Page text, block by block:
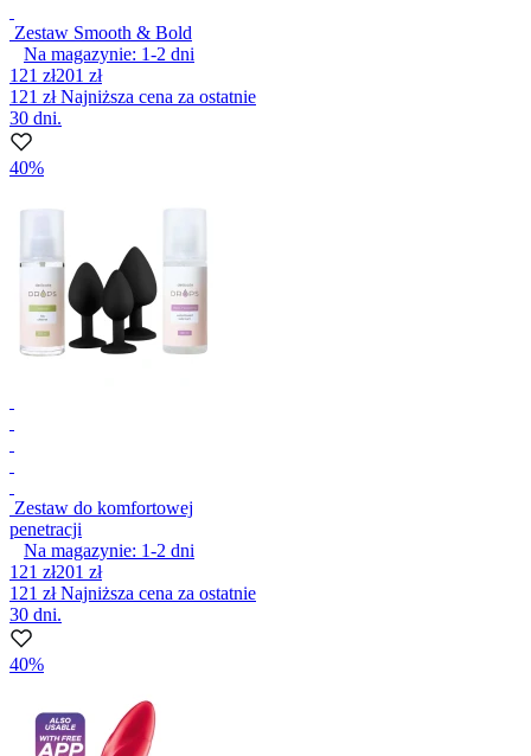
Zestaw Smooth & Bold
Na magazynie: 1-2 dni
121 zł201 zł
121 złNajniższa cena za ostatnie
30 dni.
40%
Zestaw do komfortowej
penetracji
Na magazynie: 1-2 dni
121 zł201 zł
121 złNajniższa cena za ostatnie
30 dni.
40%